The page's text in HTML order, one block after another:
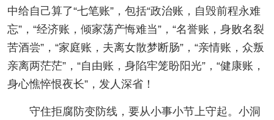
中给自己算了“七笔账”，包括“政治账，自毁前程永难
忘”，“经济账，倾家荡产悔难当”，“名誉账，身败名裂
苦酒尝”，“家庭账，夫离女散梦断肠”，“亲情账，众叛
亲离两茫茫”，“自由账，身陷牢笼盼阳光”，“健康账，
身心憔悴恨夜长”，发人深省！
守住拒腐防变防线，要从小事小节上守起。小洞